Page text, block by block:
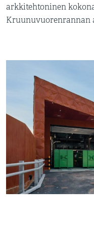
arkkitehtoninen
Kruunuvuorenrannan